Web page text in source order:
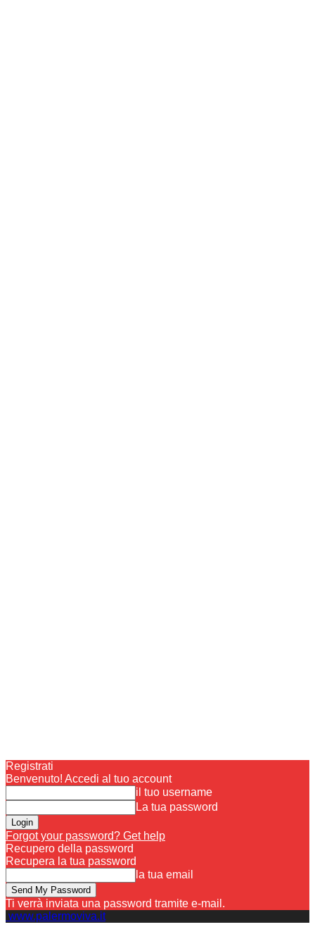
Registrati
Benvenuto! Accedi al tuo account
il tuo username
La tua password
Forgot your password? Get help
Recupero della password
Recupera la tua password
la tua email
Ti verrà inviata una password tramite e-mail.
www.palermoviva.it